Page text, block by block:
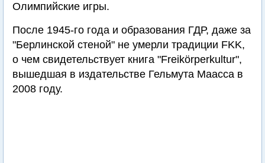
Олимпийские игры.
После 1945-го года и образования ГДР, даже за
"Берлинской стеной" не умерли традиции FKK,
о чем свидетельствует книга "Freikörperkultur",
вышедшая в издательстве Гельмута Маасса в
2008 году.